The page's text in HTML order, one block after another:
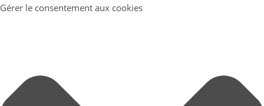
Gérer le consentement aux cookies